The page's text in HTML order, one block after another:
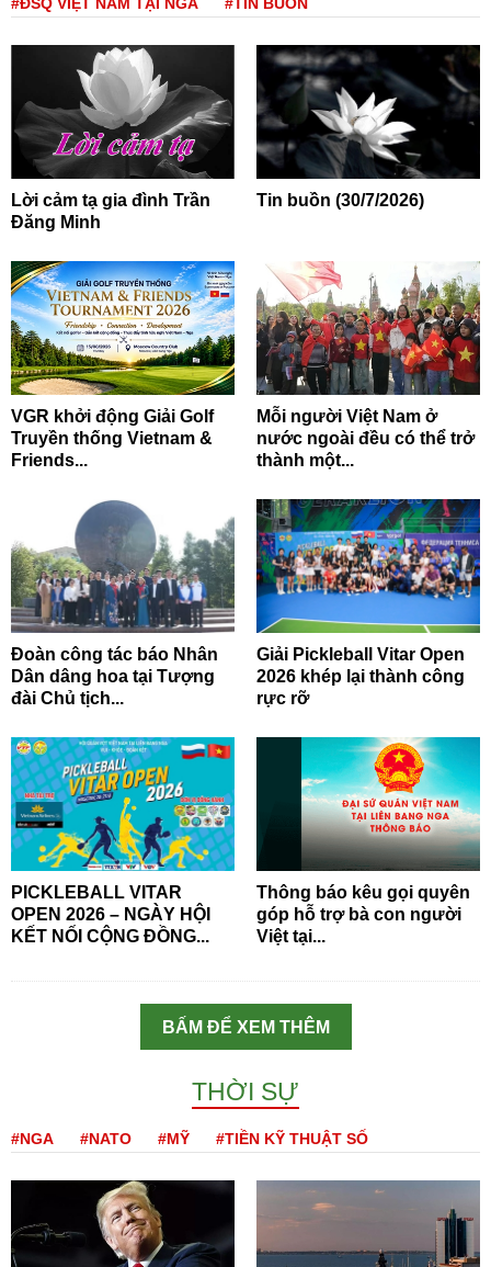
Lời cảm tạ gia đình Trần
Đăng Minh
Tin buồn (30/7/2026)
VGR khởi động Giải Golf
Truyền thống Vietnam &
Friends...
Mỗi người Việt Nam ở
nước ngoài đều có thể trở
thành một...
Đoàn công tác báo Nhân
Dân dâng hoa tại Tượng
đài Chủ tịch...
Giải Pickleball Vitar Open
2026 khép lại thành công
rực rỡ
PICKLEBALL VITAR
OPEN 2026 – NGÀY HỘI
KẾT NỐI CỘNG ĐỒNG...
Thông báo kêu gọi quyên
góp hỗ trợ bà con người
Việt tại...
BẤM ĐỂ XEM THÊM
THỜI SỰ
#NGA #NATO #MỸ #TIỀN KỸ THUẬT SỐ